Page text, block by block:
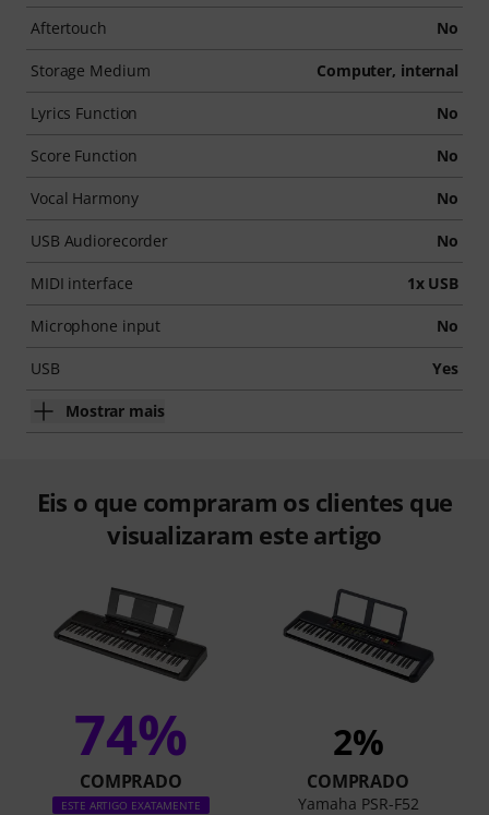
Aftertouch No
Storage Medium Computer, internal
Lyrics Function No
Score Function No
Vocal Harmony No
USB Audiorecorder No
MIDI interface 1x USB
Microphone input No
USB Yes
Mostrar mais
Eis o que compraram os clientes que
visualizaram este artigo
74%
COMPRADO
ESTE ARTIGO EXATAMENTE
2%
COMPRADO
Yamaha PSR-F52